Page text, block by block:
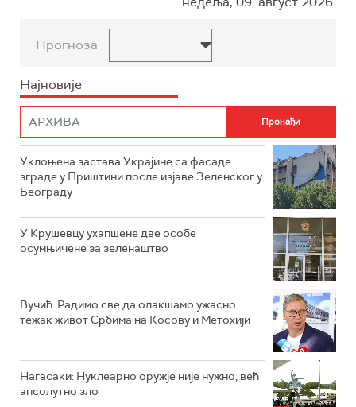
Прогноза
Најновије
Уклоњена застава Украјине са фасаде
зграде у Приштини после изјаве Зеленског у
Београду
У Крушевцу ухапшене две особе
осумњичене за зеленаштво
Вучић: Радимо све да олакшамо ужасно
тежак живот Србима на Косову и Метохији
Нагасаки: Нуклеарно оружје није нужно, већ
апсолутно зло